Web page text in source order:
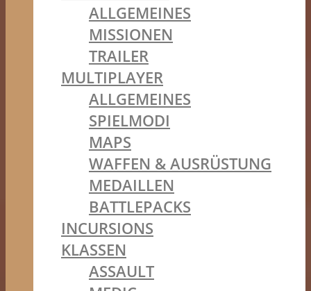
ALLGEMEINES
MISSIONEN
TRAILER
MULTIPLAYER
ALLGEMEINES
SPIELMODI
MAPS
WAFFEN & AUSRÜSTUNG
MEDAILLEN
BATTLEPACKS
INCURSIONS
KLASSEN
ASSAULT